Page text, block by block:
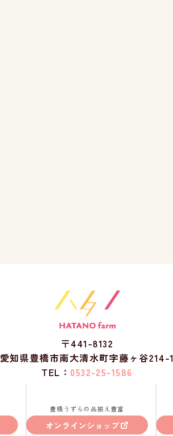
〒441-8132
愛知県豊橋市南大清水町字藤ヶ谷214-1
TEL： 0532-25-1586
豊橋うずらの品揃え豊富
オンラインショップ